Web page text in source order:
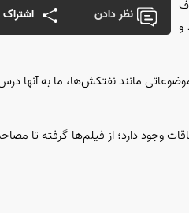
نظر دادن
و
مانند نفتکش‌ها، ما به آنها
برگردیم، مستندات زیادی از این اتفاقات وجود دارد؛ از